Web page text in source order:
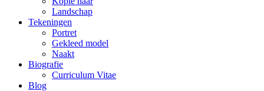
Landschap
Tekeningen
Portret
Gekleed model
Naakt
Biografie
Curriculum Vitae
Blog